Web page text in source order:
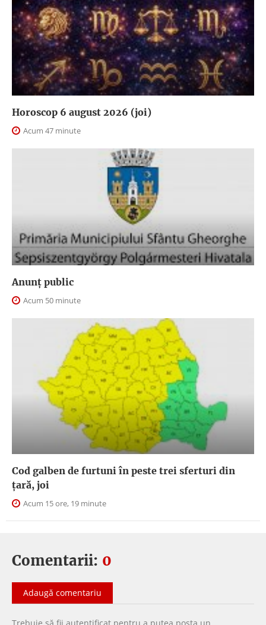
Horoscop 6 august 2026 (joi)
Acum 47 minute
Anunţ public
Acum 50 minute
Cod galben de furtuni în peste trei sferturi din
țară, joi
Acum 15 ore, 19 minute
Comentarii: 0
Adaugă comentariu